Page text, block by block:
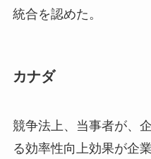
統合を認めた。
カナダ
競争法上、当事者が、
る効率性向上効果が企